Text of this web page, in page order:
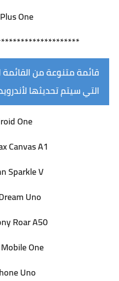
One
قائمة متنوعة من القائمة
التي سيتم تحديثها لأندرويد
One
Canvas A1
Sparkle V
Uno
Roar A50
One
Uno